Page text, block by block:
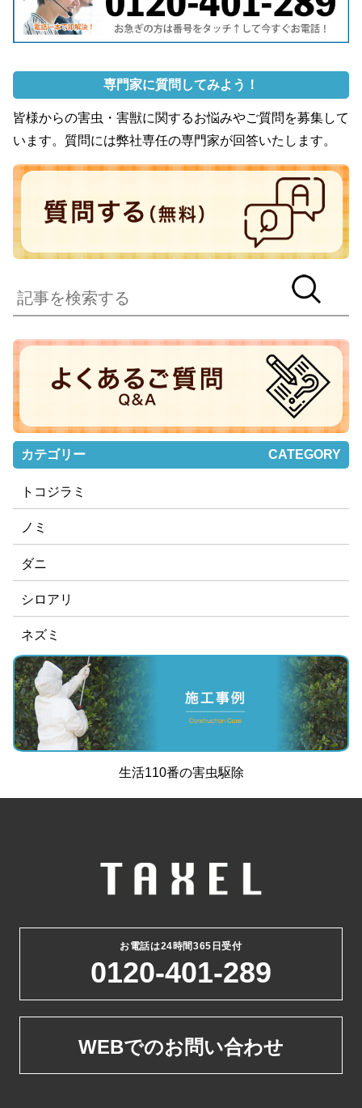
専門家に質問してみよう！
皆様からの害虫・害獣に関するお悩みやご質問を募集して
います。質問には弊社専任の専門家が回答いたします。
カテゴリー CATEGORY
トコジラミ
ノミ
ダニ
シロアリ
ネズミ
生活110番の害虫駆除
お電話は24時間365日受付
0120-401-289
WEBでのお問い合わせ